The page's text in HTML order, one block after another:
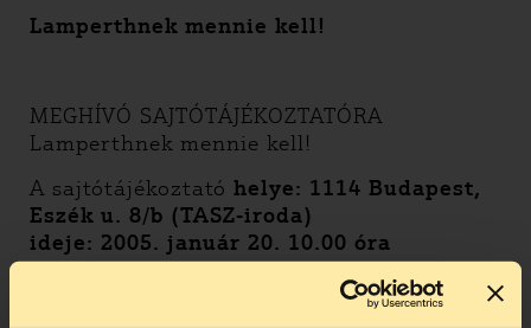
Lamperthnek mennie kell!
MEGHÍVÓ SAJTÓTÁJÉKOZTATÓRA
Lamperthnek mennie kell!
A sajtótájékoztató helye: 1114 Budapest,
Eszék u. 8/b (TASZ-iroda)
ideje: 2005. január 20. 10.00 óra